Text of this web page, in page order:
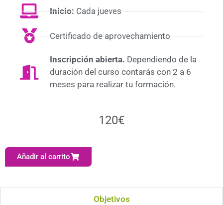
Inicio:Cada jueves
Certificado de aprovechamiento
Inscripción abierta. Dependiendo de la
duración del curso contarás con 2 a 6
meses para realizar tu formación.
120€
Añadir al carrito
Objetivos